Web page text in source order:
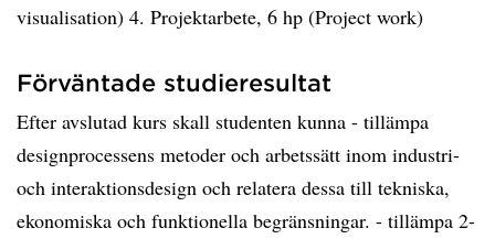
visualisation) 4. Projektarbete, 6 hp (Project work)
Förväntade studieresultat
Efter avslutad kurs skall studenten kunna - tillämpa
designprocessens metoder och arbetssätt inom industri-
och interaktionsdesign och relatera dessa till tekniska,
ekonomiska och funktionella begränsningar. - tillämpa 2-